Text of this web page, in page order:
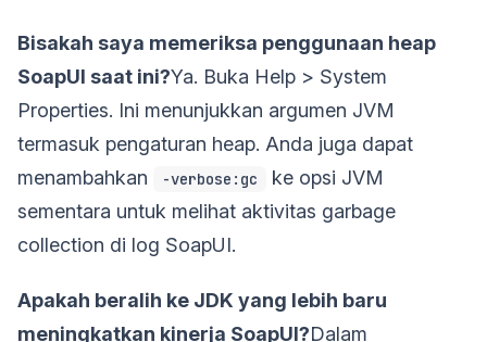
Bisakah saya memeriksa penggunaan heap
SoapUI saat ini?Ya. Buka Help > System
Properties. Ini menunjukkan argumen JVM
termasuk pengaturan heap. Anda juga dapat
menambahkan
-verbose:gc
ke opsi JVM
sementara untuk melihat aktivitas garbage
collection di log SoapUI.
Apakah beralih ke JDK yang lebih baru
meningkatkan kinerja SoapUI?Dalam